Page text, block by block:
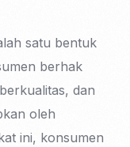
satu bentuk
berhak
dan
oleh
ini, konsumen